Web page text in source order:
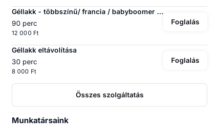
Géllakk - többszínű/ francia / babyboomer / krómpor
90 perc
12 000 Ft
Foglalás
Géllakk eltávolítása
30 perc
8 000 Ft
Foglalás
Összes szolgáltatás
Munkatársaink